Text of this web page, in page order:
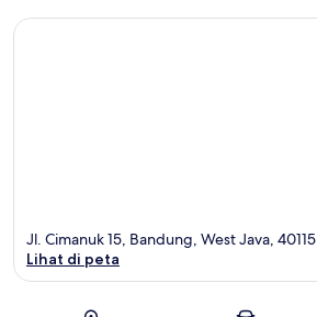
Jl. Cimanuk 15, Bandung, West Java, 40115
Lihat di peta